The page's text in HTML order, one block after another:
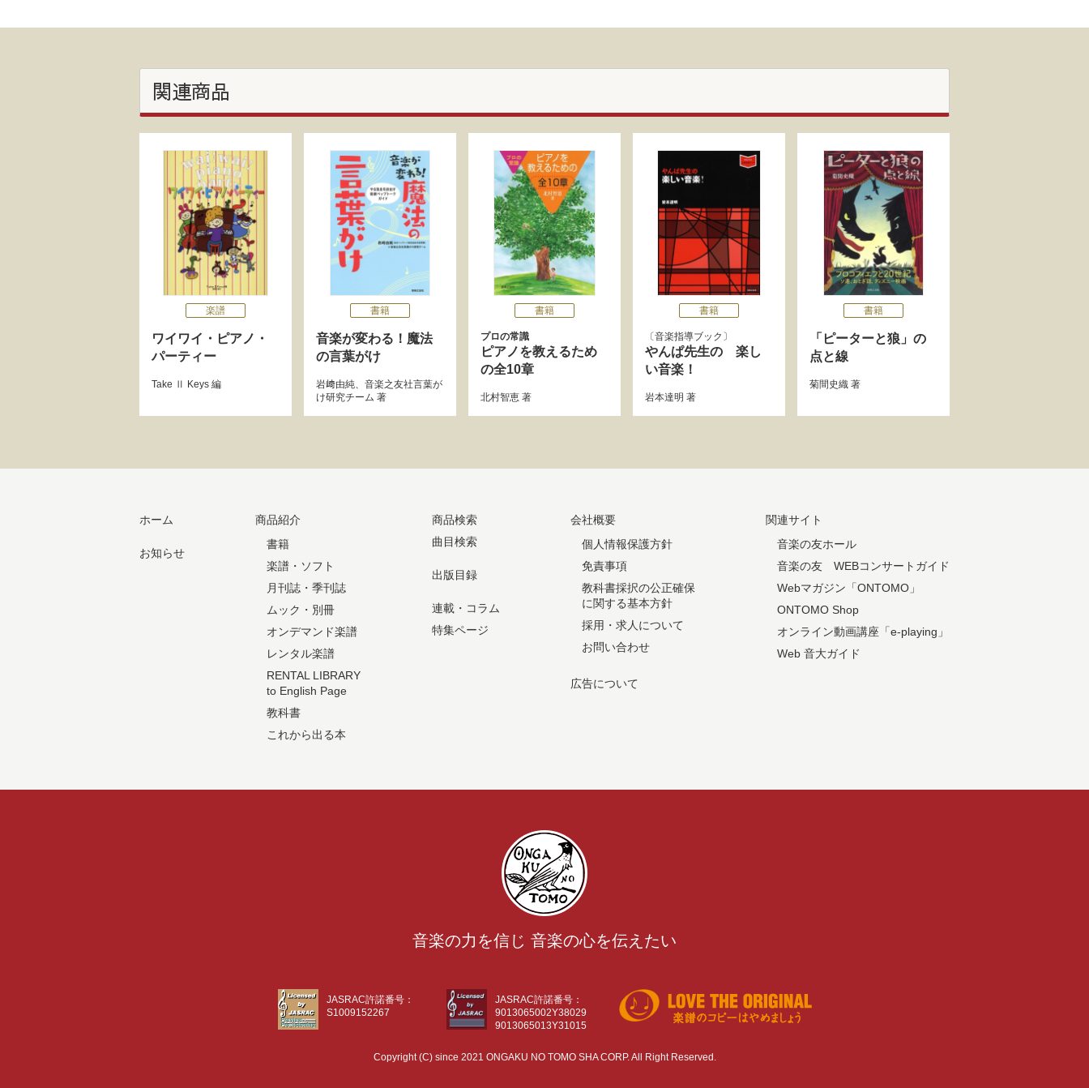
関連商品
楽譜
ワイワイ・ピアノ・
パーティー
Take Ⅱ Keys 編
書籍
音楽が変わる！魔法
の言葉がけ
岩﨑由純、 音楽之友社言葉が
け研究チーム 著
書籍
プロの常識
ピアノを教えるため
の全10章
北村智恵 著
書籍
音楽指導ブック
やんぱ先生の 楽し
い音楽！
岩本達明 著
書籍
「ピーターと狼」の
点と線
菊間史織 著
ホーム
お知らせ
商品紹介
書籍
楽譜・ソフト
月刊誌・季刊誌
ムック・別冊
オンデマンド楽譜
レンタル楽譜
RENTAL LIBRARY
to English Page
教科書
これから出る本
商品検索
曲目検索
出版目録
連載・コラム
特集ページ
会社概要
個人情報保護方針
免責事項
教科書採択の公正確保
に関する基本方針
採用・求人について
お問い合わせ
広告について
関連サイト
音楽の友ホール
音楽の友 WEBコンサートガイド
Webマガジン「ONTOMO」
ONTOMO Shop
オンライン動画講座「e-playing」
Web 音大ガイド
音楽の力を信じ 音楽の心を伝えたい
JASRAC許諾番号：
S1009152267
JASRAC許諾番号：
9013065002Y38029
9013065013Y31015
Copyright (C) since 2021 ONGAKU NO TOMO SHA CORP. All Right Reserved.